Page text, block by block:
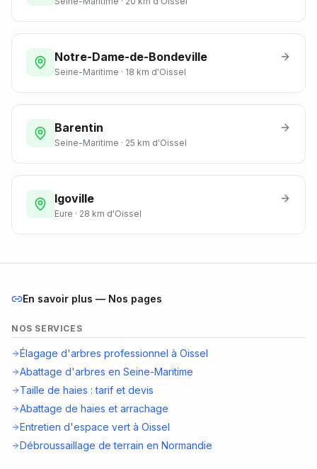
Notre-Dame-de-Bondeville
Seine-Maritime · 18 km d'Oissel
Barentin
Seine-Maritime · 25 km d'Oissel
Igoville
Eure · 28 km d'Oissel
En savoir plus — Nos pages
NOS SERVICES
Élagage d'arbres professionnel à Oissel
Abattage d'arbres en Seine-Maritime
Taille de haies : tarif et devis
Abattage de haies et arrachage
Entretien d'espace vert à Oissel
Débroussaillage de terrain en Normandie